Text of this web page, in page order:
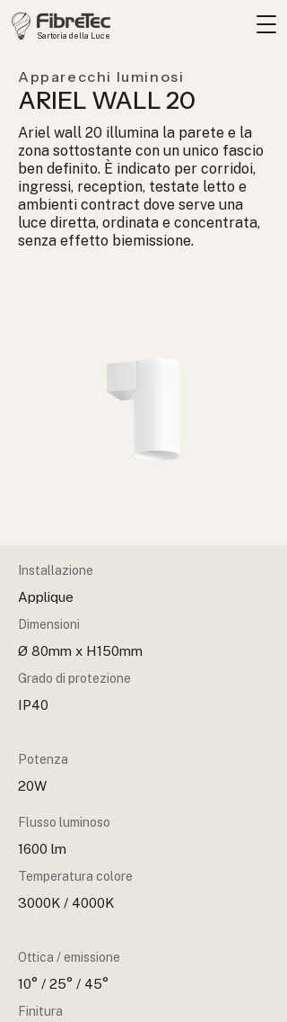
Sartoria della Luce
Apparecchi luminosi
ARIEL WALL 20
Ariel wall 20 illumina la parete e la
zona sottostante con un unico fascio
ben definito. È indicato per corridoi,
ingressi, reception, testate letto e
ambienti contract dove serve una
luce diretta, ordinata e concentrata,
senza effetto biemissione.
Installazione
Applique
Dimensioni
Ø 80mm x H150mm
Grado di protezione
IP40
Potenza
20W
Flusso luminoso
1600 lm
Temperatura colore
3000K / 4000K
Ottica / emissione
10° / 25° / 45°
Finitura